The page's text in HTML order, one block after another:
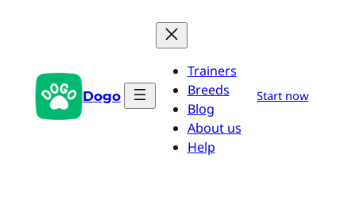
conteúdo Dogo
Trainers
Breeds
Blog
About us
Help
Start now